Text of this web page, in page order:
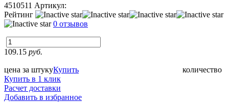
4510511 Артикул:
Рейтинг
0 отзывов
109.15 руб.
цена за штуку количество
Купить
Купить в 1 клик
Расчет доставки
Добавить в избранное